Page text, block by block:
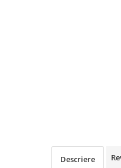
Tablouri Gewiss
Echipamente si Instalatii
Descriere